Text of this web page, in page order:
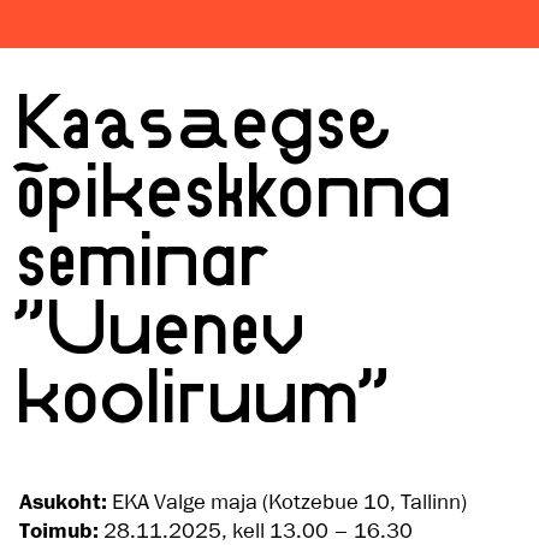
Kaasaegse
õpikeskkonna
seminar
"Uuenev
kooliruum"
Asukoht: EKA Valge maja (Kotzebue 10, Tallinn)
Toimub: 28.11.2025, kell 13.00 – 16.30